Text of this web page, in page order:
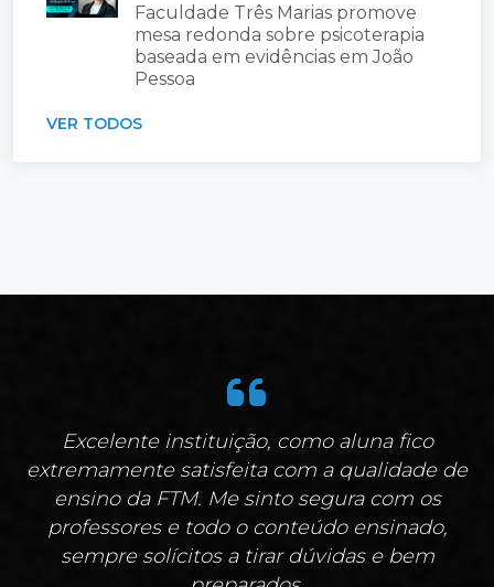
Faculdade Três Marias promove
mesa redonda sobre psicoterapia
baseada em evidências em João
Pessoa
VER TODOS
Excelente instituição, como aluna fico
extremamente satisfeita com a qualidade de
ensino da FTM. Me sinto segura com os
professores e todo o conteúdo ensinado,
sempre solícitos a tirar dúvidas e bem